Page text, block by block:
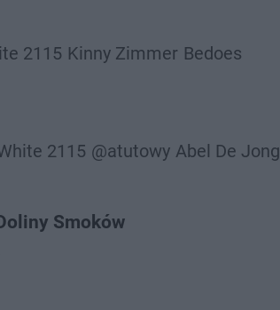
2115 Kinny Zimmer Bedoes
2115 @atutowy Abel De Jong
Smoków